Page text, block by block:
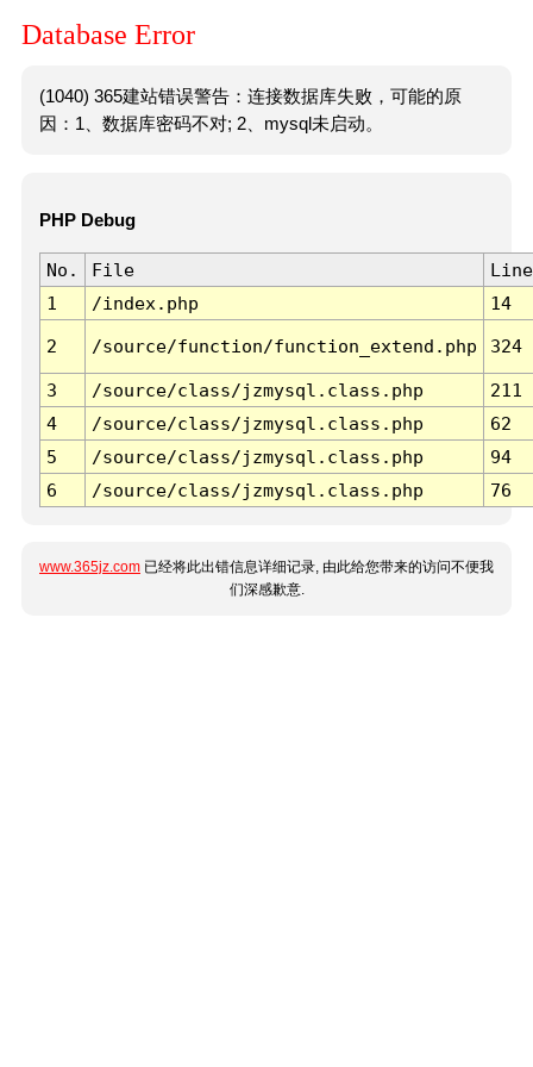
Database Error
(1040) 365建站错误警告：连接数据库失败，可能的原
因：1、数据库密码不对; 2、mysql未启动。
PHP Debug
No. File
Line
1
/index.php 14
2 /source/function/function_extend.php 324
3 /source/class/jzmysql.class.php
211
4
/source/class/jzmysql.class.php
62
5
/source/class/jzmysql.class.php
94
6
/source/class/jzmysql.class.php 76
www.365jz.com 已经将此出错信息详细记录, 由此给您带来的访问不便我
们深感歉意.